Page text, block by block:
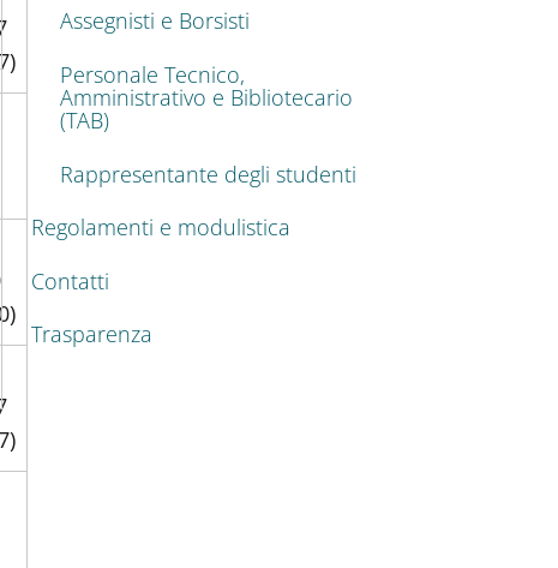
Assegnisti e Borsisti
Personale Tecnico,
Amministrativo e Bibliotecario
(TAB)
Rappresentante degli studenti
Regolamenti e modulistica
Contatti
Trasparenza